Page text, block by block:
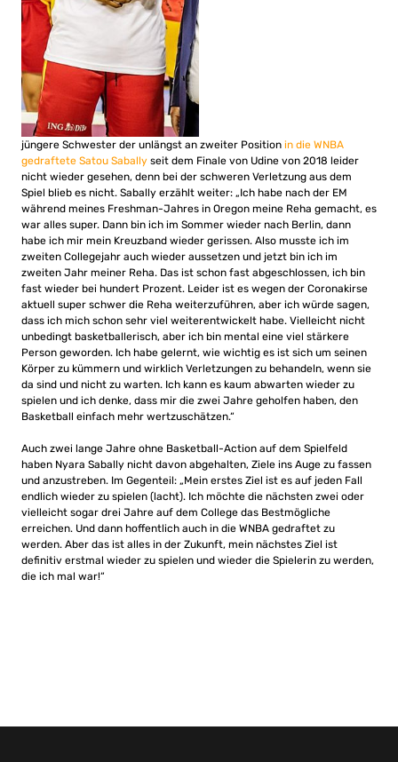
jüngere Schwester der unlängst an zweiter Position in die WNBA
gedraftete Satou Sabally seit dem Finale von Udine von 2018 leider
nicht wieder gesehen, denn bei der schweren Verletzung aus dem
Spiel blieb es nicht. Sabally erzählt weiter: „Ich habe nach der EM
während meines Freshman-Jahres in Oregon meine Reha gemacht, es
war alles super. Dann bin ich im Sommer wieder nach Berlin, dann
habe ich mir mein Kreuzband wieder gerissen. Also musste ich im
zweiten Collegejahr auch wieder aussetzen und jetzt bin ich im
zweiten Jahr meiner Reha. Das ist schon fast abgeschlossen, ich bin
fast wieder bei hundert Prozent. Leider ist es wegen der Coronakirse
aktuell super schwer die Reha weiterzuführen, aber ich würde sagen,
dass ich mich schon sehr viel weiterentwickelt habe. Vielleicht nicht
unbedingt basketballerisch, aber ich bin mental eine viel stärkere
Person geworden. Ich habe gelernt, wie wichtig es ist sich um seinen
Körper zu kümmern und wirklich Verletzungen zu behandeln, wenn sie
da sind und nicht zu warten. Ich kann es kaum abwarten wieder zu
spielen und ich denke, dass mir die zwei Jahre geholfen haben, den
Basketball einfach mehr wertzuschätzen.“
Auch zwei lange Jahre ohne Basketball-Action auf dem Spielfeld
haben Nyara Sabally nicht davon abgehalten, Ziele ins Auge zu fassen
und anzustreben. Im Gegenteil: „Mein erstes Ziel ist es auf jeden Fall
endlich wieder zu spielen (lacht). Ich möchte die nächsten zwei oder
vielleicht sogar drei Jahre auf dem College das Bestmögliche
erreichen. Und dann hoffentlich auch in die WNBA gedraftet zu
werden. Aber das ist alles in der Zukunft, mein nächstes Ziel ist
definitiv erstmal wieder zu spielen und wieder die Spielerin zu werden,
die ich mal war!“